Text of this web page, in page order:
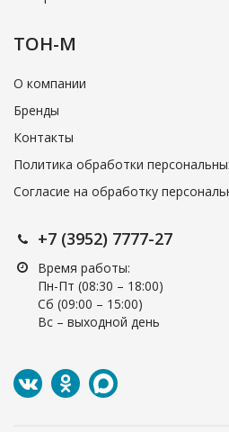
ТОН-М
О компании
Бренды
Контакты
Политика обработки
Согласие на обработку
+7 (3952) 7777-27
Время работы:
Пн-Пт (08:30 – 18:00)
Cб (09:00 – 15:00)
Вс – выходной день